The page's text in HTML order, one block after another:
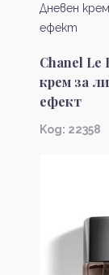
Дневен
ефект
Chanel Le
крем за
ефект
Kод: 22358